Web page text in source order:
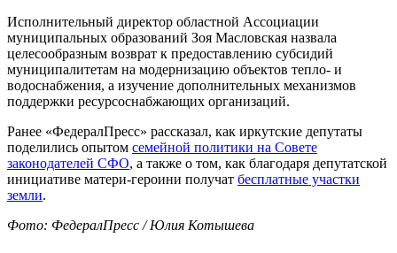
Исполнительный директор областной Ассоциации
муниципальных образований Зоя Масловская назвала
целесообразным возврат к предоставлению субсидий
муниципалитетам на модернизацию объектов тепло- и
водоснабжения, а изучение дополнительных механизмов
поддержки ресурсоснабжающих организаций.
Ранее «ФедералПресс» рассказал, как иркутские депутаты
поделились опытом семейной политики на Совете
законодателей СФО, а также о том, как благодаря депутатской
инициативе матери-героини получат бесплатные участки
земли.
Фото: ФедералПресс / Юлия Котышева